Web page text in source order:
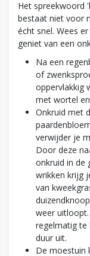
Het spreekwoord
bestaat niet voor
écht snel. Wees
geniet van een
Na een
of
oppervlakkig
met wortel
Onkruid met
verwijder je
Door deze
onkruid in de
wrikken krijg
van
weer
regelmatig te
duur uit.
De moestuin